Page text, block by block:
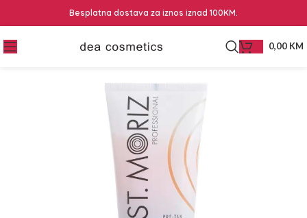
Besplatna dostava za iznos iznad 100KM.
0,00 KM